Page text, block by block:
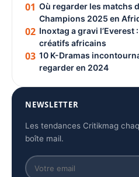
01 Où regarder les matchs
Champions 2025 en
02 Inoxtag a gravi l’Everest
créatifs africains
03 10 K-Dramas
regarder en 2024
NEWSLETTER
Les tendances Critikmag
boîte mail.